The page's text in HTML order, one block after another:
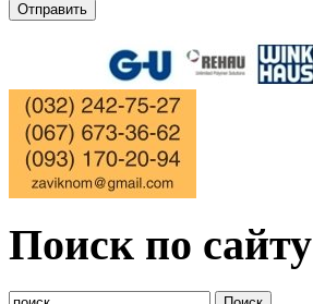
Отправить
Поиск по сайту